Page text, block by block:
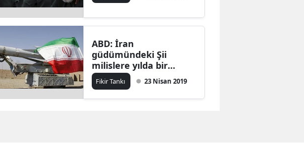
ABD: İran
güdümündeki Şii
milislere yılda bir
milyar dolar kaynak
sağlıyor
Fikir Tankı 23 Nisan 2019